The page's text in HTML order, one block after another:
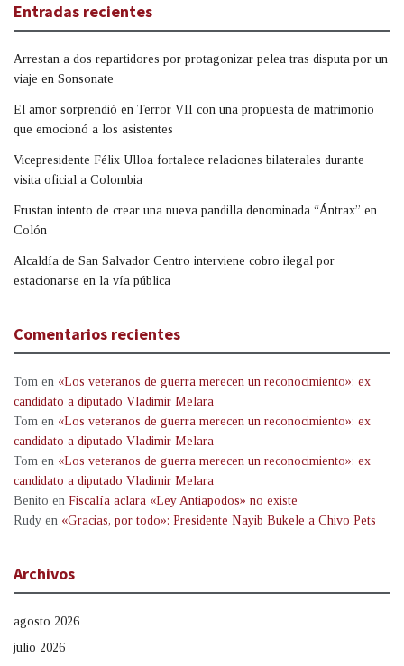
Entradas recientes
Arrestan a dos repartidores por protagonizar pelea tras disputa por un
viaje en Sonsonate
El amor sorprendió en Terror VII con una propuesta de matrimonio
que emocionó a los asistentes
Vicepresidente Félix Ulloa fortalece relaciones bilaterales durante
visita oficial a Colombia
Frustan intento de crear una nueva pandilla denominada “Ántrax” en
Colón
Alcaldía de San Salvador Centro interviene cobro ilegal por
estacionarse en la vía pública
Comentarios recientes
Tom en «Los veteranos de guerra merecen un reconocimiento»: ex
candidato a diputado Vladimir Melara
Tom en «Los veteranos de guerra merecen un reconocimiento»: ex
candidato a diputado Vladimir Melara
Tom en «Los veteranos de guerra merecen un reconocimiento»: ex
candidato a diputado Vladimir Melara
Benito en Fiscalía aclara «Ley Antiapodos» no existe
Rudy en «Gracias, por todo»: Presidente Nayib Bukele a Chivo Pets
Archivos
agosto 2026
julio 2026